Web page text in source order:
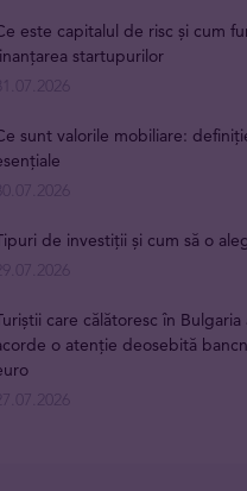
este capitalul de risc și cum
startupurilor
31.07.2026
sunt valorile mobiliare:
30.07.2026
de investiții și cum să o
29.07.2026
care călătoresc în
o atenție deosebită
27.07.2026